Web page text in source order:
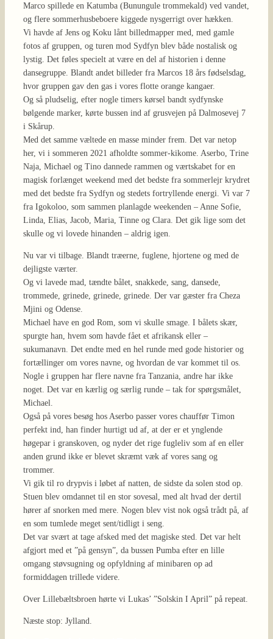
Marco spillede en Katumba (Bunungule trommekald) ved vandet,
og flere sommerhusbeboere kiggede nysgerrigt over hækken.
Vi havde af Jens og Koku lånt billedmapper med, med gamle
fotos af gruppen, og turen mod Sydfyn blev både nostalisk og
lystig. Det føles specielt at være en del af historien i denne
dansegruppe. Blandt andet billeder fra Marcos 18 års fødselsdag,
hvor gruppen gav den gas i vores flotte orange kangaer.
Og så pludselig, efter nogle timers kørsel bandt sydfynske
bølgende marker, kørte bussen ind af grusvejen på Dalmosevej 7
i Skårup.
Med det samme væltede en masse minder frem. Det var netop
her, vi i sommeren 2021 afholdte sommer-kikome. Aserbo, Trine
Naja, Michael og Tino dannede rammen og værtskabet for en
magisk forlænget weekend med det bedste fra sommerlejr krydret
med det bedste fra Sydfyn og stedets fortryllende energi. Vi var 7
fra Igokoloo, som sammen planlagde weekenden – Anne Sofie,
Linda, Elias, Jacob, Maria, Tinne og Clara. Det gik lige som det
skulle og vi lovede hinanden – aldrig igen.
Nu var vi tilbage. Blandt træerne, fuglene, hjortene og med de
dejligste værter.
Og vi lavede mad, tændte bålet, snakkede, sang, dansede,
trommede, grinede, grinede, grinede. Der var gæster fra Cheza
Mjini og Odense.
Michael have en god Rom, som vi skulle smage. I bålets skær,
spurgte han, hvem som havde fået et afrikansk eller –
sukumanavn. Det endte med en hel runde med gode historier og
fortællinger om vores navne, og hvordan de var kommet til os.
Nogle i gruppen har flere navne fra Tanzania, andre har ikke
noget. Det var en kærlig og særlig runde – tak for spørgsmålet,
Michael.
Også på vores besøg hos Aserbo passer vores chauffør Timon
perfekt ind, han finder hurtigt ud af, at der er et ynglende
høgepar i granskoven, og nyder det rige fugleliv som af en eller
anden grund ikke er blevet skræmt væk af vores sang og
trommer.
Vi gik til ro drypvis i løbet af natten, de sidste da solen stod op.
Stuen blev omdannet til en stor sovesal, med alt hvad der dertil
hører af snorken med mere. Nogen blev vist nok også trådt på, af
en som tumlede meget sent/tidligt i seng.
Det var svært at tage afsked med det magiske sted. Det var helt
afgjort med et ”på gensyn”, da bussen Pumba efter en lille
omgang støvsugning og opfyldning af minibaren op ad
formiddagen trillede videre.
Over Lillebæltsbroen hørte vi Lukas’ ”Solskin I April” på repeat.
Næste stop: Jylland.